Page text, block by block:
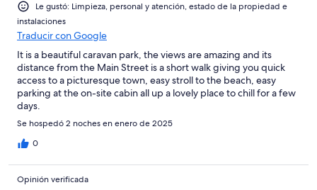
Le gustó: Limpieza, personal y atención, estado de la propiedad e
instalaciones
Traducir con Google
It is a beautiful caravan park, the views are amazing and its
distance from the Main Street is a short walk giving you quick
access to a picturesque town, easy stroll to the beach, easy
parking at the on-site cabin all up a lovely place to chill for a few
days.
Se hospedó 2 noches en enero de 2025
0
Opinión verificada